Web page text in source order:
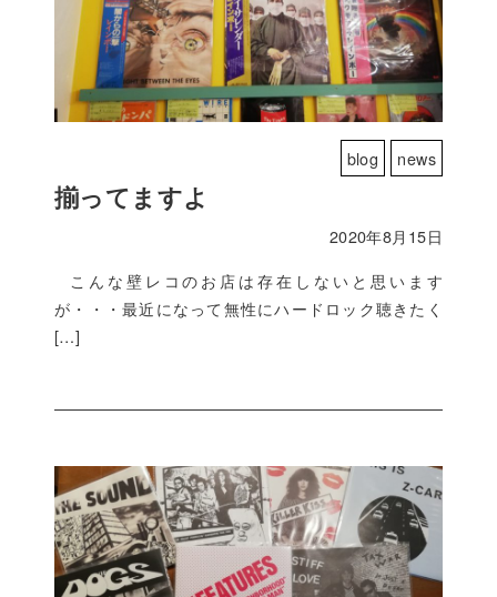
blog news
揃ってますよ
2020年8月15日
こんな壁レコのお店は存在しないと思います
が・・・最近になって無性にハードロック聴きたく
[…]